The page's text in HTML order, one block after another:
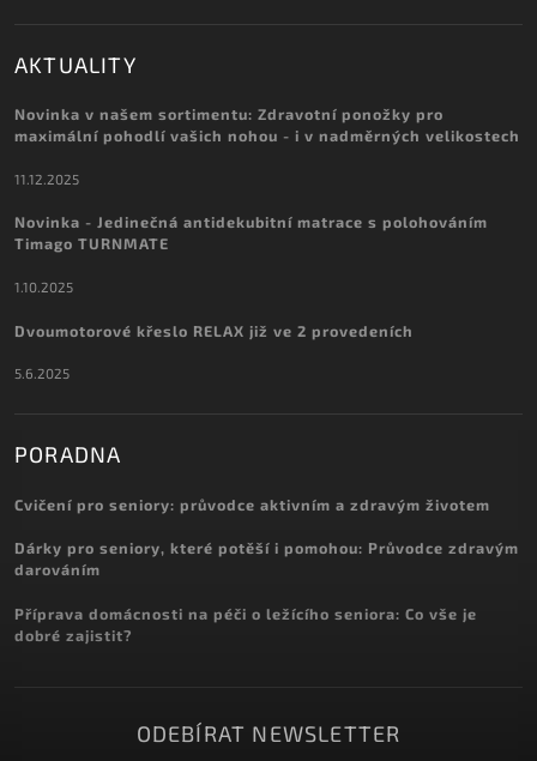
AKTUALITY
Novinka v našem sortimentu: Zdravotní ponožky pro
maximální pohodlí vašich nohou - i v nadměrných velikostech
11.12.2025
Novinka - Jedinečná antidekubitní matrace s polohováním
Timago TURNMATE
1.10.2025
Dvoumotorové křeslo RELAX již ve 2 provedeních
5.6.2025
PORADNA
Cvičení pro seniory: průvodce aktivním a zdravým životem
Dárky pro seniory, které potěší i pomohou: Průvodce zdravým
darováním
Příprava domácnosti na péči o ležícího seniora: Co vše je
dobré zajistit?
ODEBÍRAT NEWSLETTER